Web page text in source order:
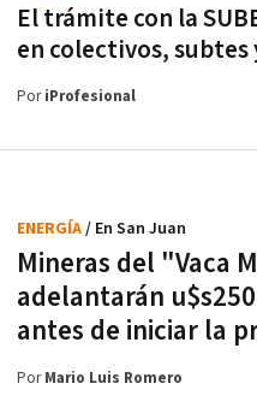
El trámite con la
en colectivos, subtes
PoriProfesional
Mineras del "Vaca
adelantarán
antes de iniciar la
ENERGÍA/ En San Juan
PorMario Luis Romero